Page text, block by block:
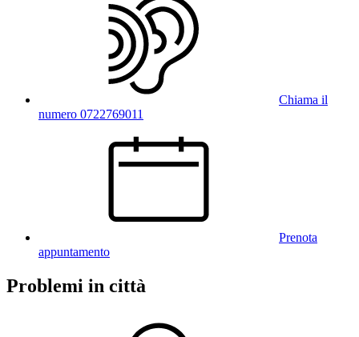
Chiama il
numero 0722769011
Prenota
appuntamento
Problemi in città